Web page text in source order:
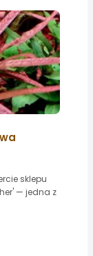
sklepu
— jedna z